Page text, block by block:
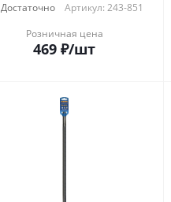
Достаточно
Артикул: 243-851
Розничная цена
469 ₽/шт